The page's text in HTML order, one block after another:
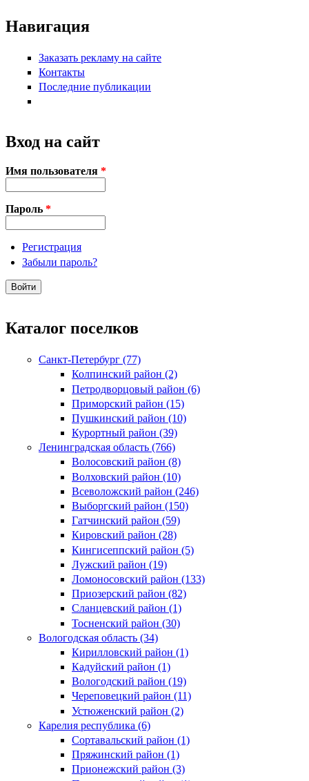
Навигация
Заказать рекламу на сайте
Контакты
Последние публикации
Вход на сайт
Имя пользователя *
Пароль *
Регистрация
Забыли пароль?
Каталог поселков
Санкт-Петербург (77)
Колпинский район (2)
Петродворцовый район (6)
Приморский район (15)
Пушкинский район (10)
Курортный район (39)
Ленинградская область (766)
Волосовский район (8)
Волховский район (10)
Всеволожский район (246)
Выборгский район (150)
Гатчинский район (59)
Кировский район (28)
Кингисеппский район (5)
Лужский район (19)
Ломоносовский район (133)
Приозерский район (82)
Сланцевский район (1)
Тосненский район (30)
Вологодская область (34)
Кирилловский район (1)
Кадуйский район (1)
Вологодский район (19)
Череповецкий район (11)
Устюженский район (2)
Карелия республика (6)
Сортавальский район (1)
Пряжинский район (1)
Прионежский район (3)